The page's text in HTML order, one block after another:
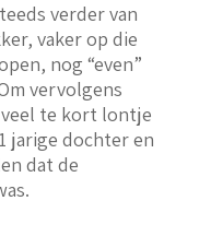
verder van
vaker op die
nog “even”
vervolgens
te kort lontje
jarige dochter en
dat de